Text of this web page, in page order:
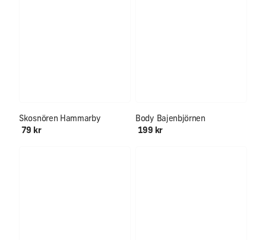
Skosnören Hammarby
79 kr
Body Bajenbjörnen
199 kr